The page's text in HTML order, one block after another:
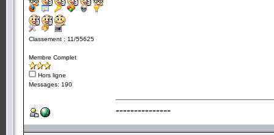
Classement : 11/55625
Membre Complet
Hors ligne
Messages: 190
---------------